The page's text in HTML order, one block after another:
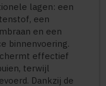
lagen: een
een
en een
binnenvoering.
effectief
terwijl
Dankzij de